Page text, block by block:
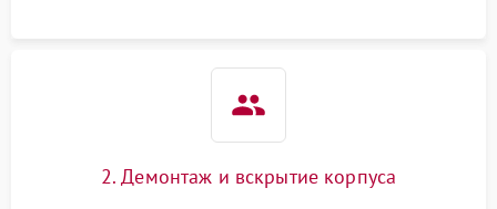
2. Демонтаж и вскрытие корпуса